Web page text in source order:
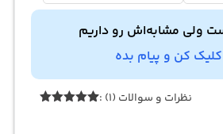
ولی مشابه‌اش رو داریم
کن و پیام بده
نظرات و سوالات (1) :